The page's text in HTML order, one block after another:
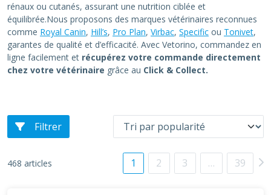
rénaux ou cutanés, assurant une nutrition ciblée et
équilibrée.Nous proposons des marques vétérinaires reconnues
comme Royal Canin, Hill’s, Pro Plan, Virbac, Specific ou Tonivet,
garantes de qualité et d’efficacité. Avec Vetorino, commandez en
ligne facilement et récupérez votre commande directement
chez votre vétérinaire grâce au Click & Collect.
Filtrer
468 articles 1 2 3 … 39